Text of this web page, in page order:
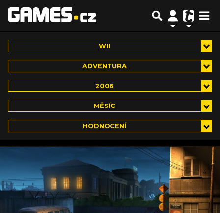
WII
ADVENTURA
2006
MĚSÍC
HODNOCENÍ